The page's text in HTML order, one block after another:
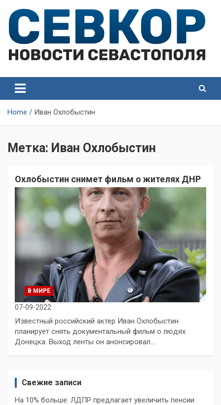
content
Севастополя
Севастополя
Home Иван Охлобыстин
Метка: Иван Охлобыстин
Охлобыстин снимет фильм о жителях ДНР
В МИРЕ
07-09-2022
Известный российский актер Иван Охлобыстин
планирует снять документальный фильм о людях
Донецка. Выход ленты он анонсировал…
Свежие записи
На 10% больше: ЛДПР предлагает увеличить пенсии